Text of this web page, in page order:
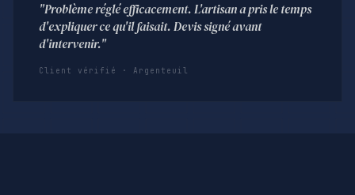
"Problème réglé efficacement. L'artisan a pris le temps
d'expliquer ce qu'il faisait. Devis signé avant
d'intervenir."
Client vérifié · Argenteuil